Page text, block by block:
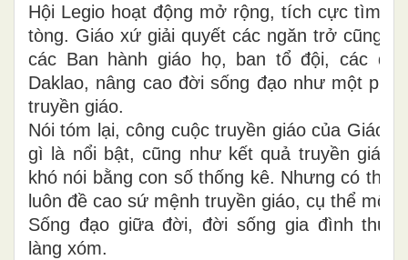
Hội Legio hoạt động mở rộng, tích cực tìm
tòng. Giáo xứ giải quyết các ngăn trở cũng
các Ban hành giáo họ, ban tổ đội, các
Daklao, nâng cao đời sống đạo như một
truyền giáo.
Nói tóm lại, công cuộc truyền giáo của Giáo
gì là nổi bật, cũng như kết quả truyền giáo
khó nói bằng con số thống kê. Nhưng có thể
luôn đề cao sứ mệnh truyền giáo, cụ thể một
Sống đạo giữa đời, đời sống gia đình
làng xóm.